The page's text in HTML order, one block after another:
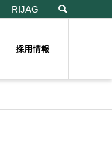
RIJAG
採用情報